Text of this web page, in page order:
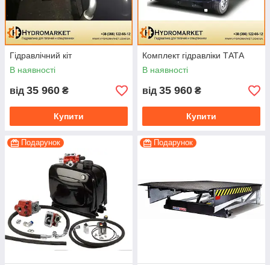
Гідравлічний кіт
В наявності
від 35 960 ₴
Купити
Комплект гідравліки ТАТА
В наявності
від 35 960 ₴
Купити
Подарунок Подарунок